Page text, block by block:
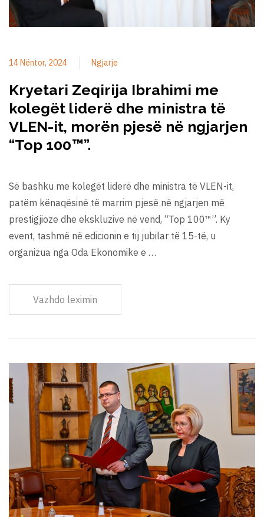
14 Nëntor, 2024 Ngjarje
Kryetari Zeqirija Ibrahimi me
kolegët liderë dhe ministra të
VLEN-it, morën pjesë në ngjarjen
“Top 100™”.
Së bashku me kolegët liderë dhe ministra të VLEN-it,
patëm kënaqësinë të marrim pjesë në ngjarjen më
prestigjioze dhe ekskluzive në vend, “Top 100™”. Ky
event, tashmë në edicionin e tij jubilar të 15-të, u
organizua nga Oda Ekonomike e …
Vazhdo leximin